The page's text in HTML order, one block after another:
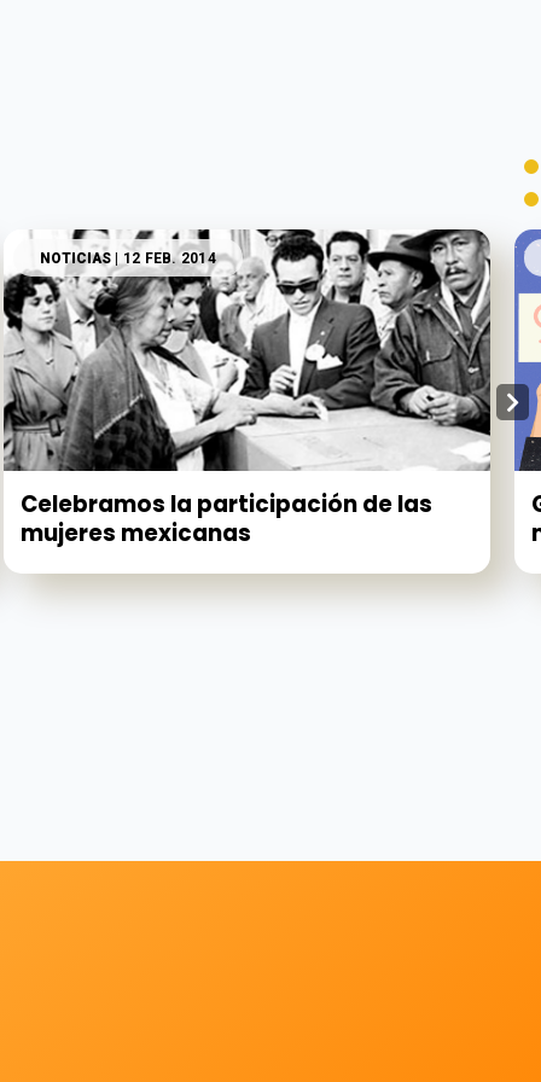
NOTICIAS | 12 FEB. 2014
Celebramos la participación de las
mujeres mexicanas